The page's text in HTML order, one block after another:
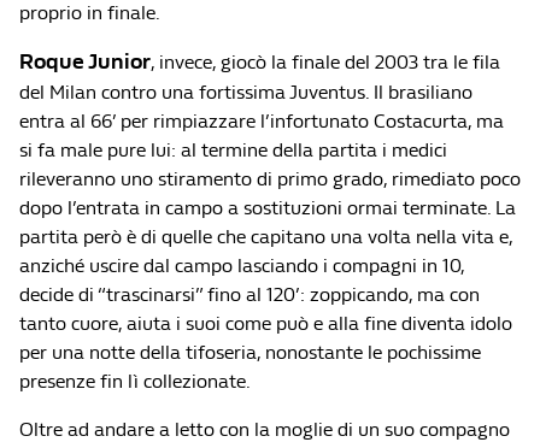
proprio in finale.
Roque Junior, invece, giocò la finale del 2003 tra le fila
del Milan contro una fortissima Juventus. Il brasiliano
entra al 66’ per rimpiazzare l’infortunato Costacurta, ma
si fa male pure lui: al termine della partita i medici
rileveranno uno stiramento di primo grado, rimediato poco
dopo l’entrata in campo a sostituzioni ormai terminate. La
partita però è di quelle che capitano una volta nella vita e,
anziché uscire dal campo lasciando i compagni in 10,
decide di “trascinarsi” fino al 120’: zoppicando, ma con
tanto cuore, aiuta i suoi come può e alla fine diventa idolo
per una notte della tifoseria, nonostante le pochissime
presenze fin lì collezionate.
Oltre ad andare a letto con la moglie di un suo compagno